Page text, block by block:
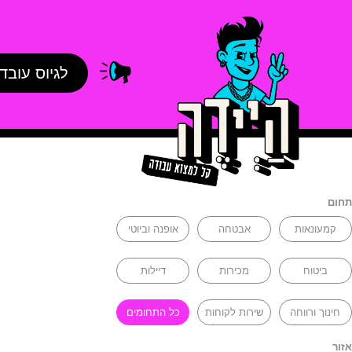
לגיוס
תחום
קמעונאות אבטחה אופנה וביוטי
ביטוח מכירות דיילות
חינוך ורווחה שירות לקוחות כל התחומים
אזור